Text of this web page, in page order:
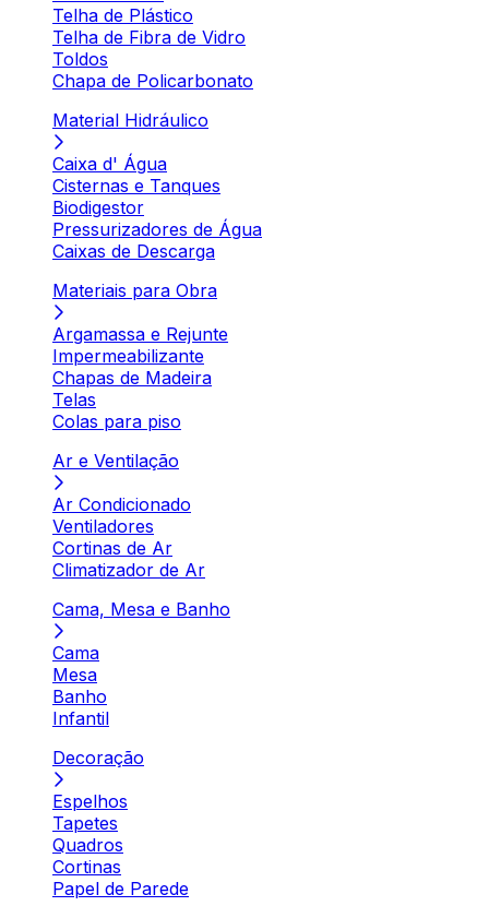
Telha de Plástico
Telha de Fibra de Vidro
Toldos
Chapa de Policarbonato
Material Hidráulico
Caixa d' Água
Cisternas e Tanques
Biodigestor
Pressurizadores de Água
Caixas de Descarga
Materiais para Obra
Argamassa e Rejunte
Impermeabilizante
Chapas de Madeira
Telas
Colas para piso
Ar e Ventilação
Ar Condicionado
Ventiladores
Cortinas de Ar
Climatizador de Ar
Cama, Mesa e Banho
Cama
Mesa
Banho
Infantil
Decoração
Espelhos
Tapetes
Quadros
Cortinas
Papel de Parede